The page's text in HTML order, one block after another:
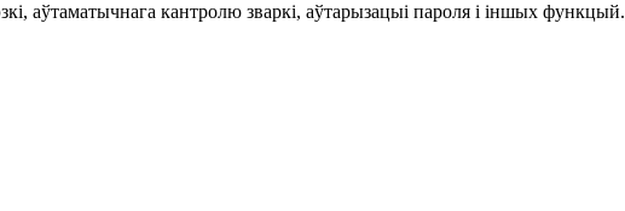
аўтаматычнага кантролю зваркі, аўтарызацыі пароля і іншых функцый.